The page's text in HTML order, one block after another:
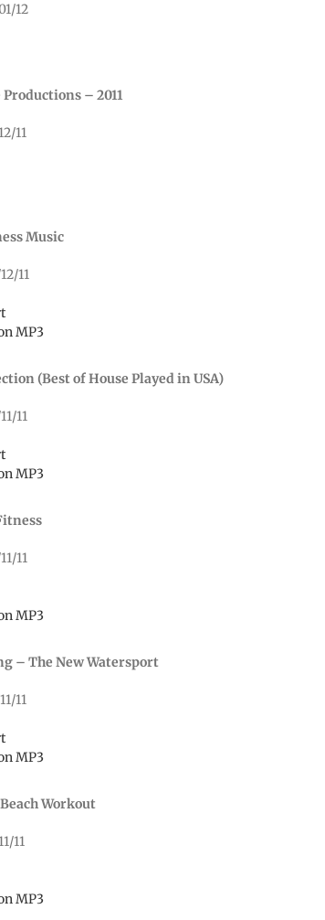
12
– 2011
11
Music
11
MP3
(Best of House Played in USA)
11
MP3
11
MP3
– The New Watersport
11
MP3
Workout
11
MP3